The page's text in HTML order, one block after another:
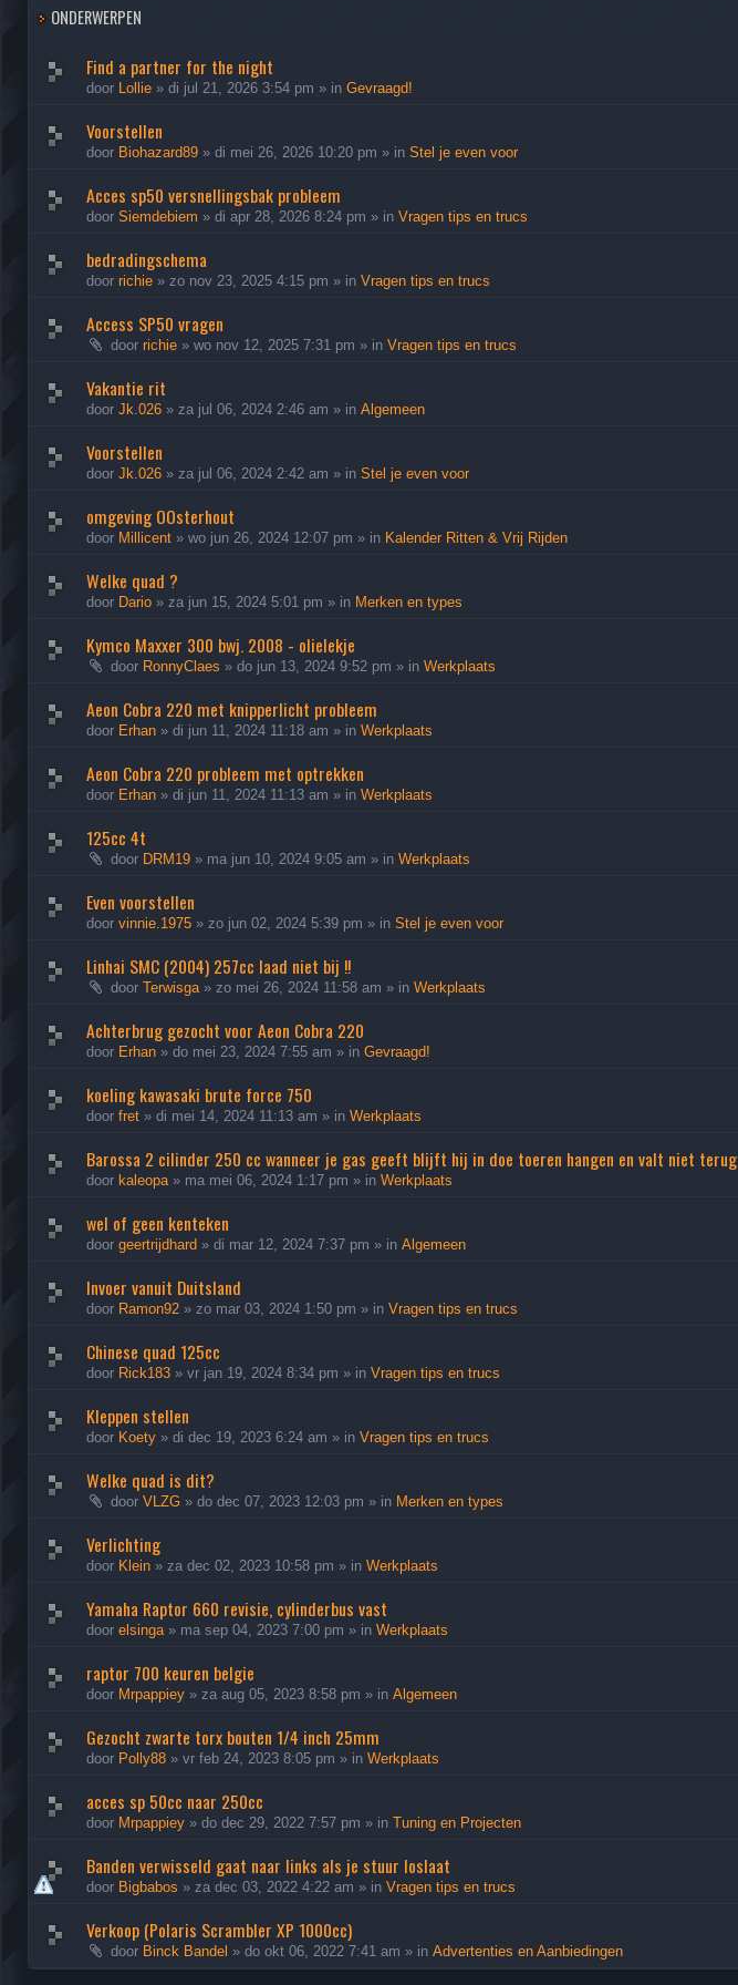
ONDERWERPEN
Find a partner for the night
door Lollie » di jul 21, 2026 3:54 pm » in Gevraagd!
Voorstellen
door Biohazard89 » di mei 26, 2026 10:20 pm » in Stel je even voor
Acces sp50 versnellingsbak probleem
door Siemdebiem » di apr 28, 2026 8:24 pm » in Vragen tips en trucs
bedradingschema
door richie » zo nov 23, 2025 4:15 pm » in Vragen tips en trucs
Access SP50 vragen
door richie » wo nov 12, 2025 7:31 pm » in Vragen tips en trucs
Vakantie rit
door Jk.026 » za jul 06, 2024 2:46 am » in Algemeen
Voorstellen
door Jk.026 » za jul 06, 2024 2:42 am » in Stel je even voor
omgeving OOsterhout
door Millicent » wo jun 26, 2024 12:07 pm » in Kalender Ritten & Vrij Rijden
Welke quad ?
door Dario » za jun 15, 2024 5:01 pm » in Merken en types
Kymco Maxxer 300 bwj. 2008 - olielekje
door RonnyClaes » do jun 13, 2024 9:52 pm » in Werkplaats
Aeon Cobra 220 met knipperlicht probleem
door Erhan » di jun 11, 2024 11:18 am » in Werkplaats
Aeon Cobra 220 probleem met optrekken
door Erhan » di jun 11, 2024 11:13 am » in Werkplaats
125cc 4t
door DRM19 » ma jun 10, 2024 9:05 am » in Werkplaats
Even voorstellen
door vinnie.1975 » zo jun 02, 2024 5:39 pm » in Stel je even voor
Linhai SMC (2004) 257cc laad niet bij !!
door Terwisga» zo mei 26, 2024 11:58 am » in Werkplaats
Achterbrug gezocht voor Aeon Cobra 220
door Erhan » do mei 23, 2024 7:55 am » in Gevraagd!
koeling kawasaki brute force 750
door fret » di mei 14, 2024 11:13 am » in Werkplaats
Barossa 2 cilinder 250 cc wanneer je gas geeft blijft hij in doe toeren hangen en valt niet terug
door kaleopa» ma mei 06, 2024 1:17 pm » in Werkplaats
wel of geen kenteken
door geertrijdhard » di mar 12, 2024 7:37 pm » in Algemeen
Invoer vanuit Duitsland
door Ramon92 » zo mar 03, 2024 1:50 pm » in Vragen tips en trucs
Chinese quad 125cc
door Rick183 » vr jan 19, 2024 8:34 pm » in Vragen tips en trucs
Kleppen stellen
door Koety » di dec 19, 2023 6:24 am » in Vragen tips en trucs
Welke quad is dit?
door VLZG » do dec 07, 2023 12:03 pm » in Merken en types
Verlichting
door Klein » za dec 02, 2023 10:58 pm » in Werkplaats
Yamaha Raptor 660 revisie, cylinderbus vast
door elsinga» ma sep 04, 2023 7:00 pm » in Werkplaats
raptor 700 keuren belgie
door Mrpappiey » za aug 05, 2023 8:58 pm » in Algemeen
Gezocht zwarte torx bouten 1/4 inch 25mm
door Polly88 » vr feb 24, 2023 8:05 pm » in Werkplaats
acces sp 50cc naar 250cc
door Mrpappiey » do dec 29, 2022 7:57 pm » in Tuning en Projecten
Banden verwisseld gaat naar links als je stuur loslaat
door Bigbabos » za dec 03, 2022 4:22 am » in Vragen tips en trucs
Verkoop (Polaris Scrambler XP 1000cc)
door Binck Bandel » do okt 06, 2022 7:41 am » in Advertenties en Aanbiedingen